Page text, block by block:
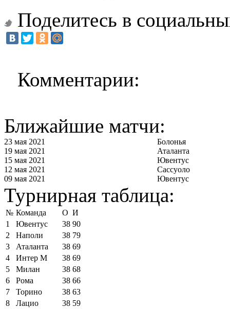
Поделитесь в
Комментарии:
Ближайшие матчи:
23 мая 2021
Болонья
19 мая 2021
Аталанта
15 мая 2021
Ювентус
12 мая 2021
Сассуоло
09 мая 2021
Ювентус
Турнирная таблица:
№ Команда О И
1
Ювентус 38 90
2
Наполи 38 79
3
Аталанта 38 69
4
Интер М 38 69
5
Милан 38 68
6
Рома 38 66
7
Торино 38 63
8
Лацио 38 59